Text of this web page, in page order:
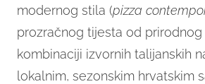
modernog stila (pizza
prozračnog tijesta od
kombinaciji izvornih talijanskih
lokalnim, sezonskim hrvatskim